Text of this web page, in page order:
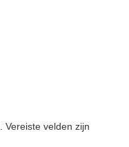
Vereiste velden zijn